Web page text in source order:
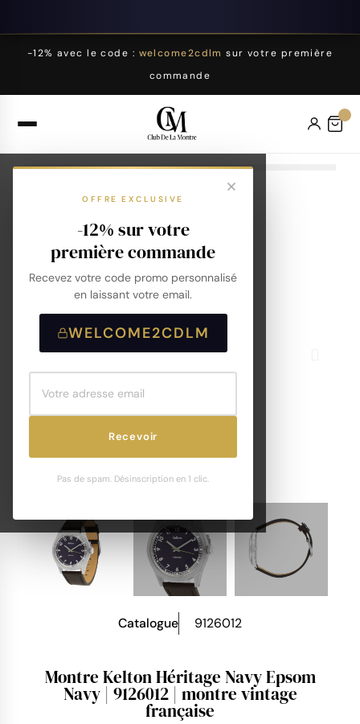
-12% avec le code : welcome2cdlm sur votre première
commande
OFFRE EXCLUSIVE
-12% sur votre
première commande
Recevez votre code promo personnalisé
en laissant votre email.
WELCOME2CDLM
Recevoir
Pas de spam. Désinscription en 1 clic.
Catalogue 9126012
Montre Kelton Héritage Navy Epsom
Navy | 9126012 | montre vintage
française